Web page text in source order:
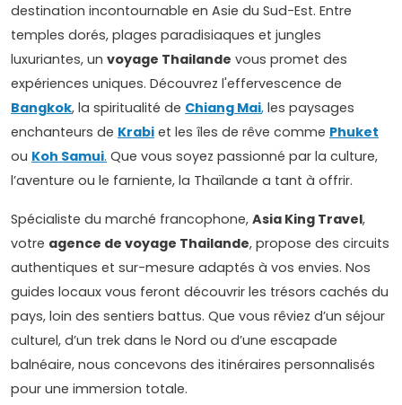
destination incontournable en Asie du Sud-Est. Entre
temples dorés, plages paradisiaques et jungles
luxuriantes, un voyage Thailande vous promet des
expériences uniques. Découvrez l'effervescence de
Bangkok, la spiritualité de Chiang Mai, les paysages
enchanteurs de Krabi et les îles de rêve comme Phuket
ou Koh Samui. Que vous soyez passionné par la culture,
l’aventure ou le farniente, la Thaïlande a tant à offrir.
Spécialiste du marché francophone, Asia King Travel,
votre agence de voyage Thailande, propose des circuits
authentiques et sur-mesure adaptés à vos envies. Nos
guides locaux vous feront découvrir les trésors cachés du
pays, loin des sentiers battus. Que vous rêviez d’un séjour
culturel, d’un trek dans le Nord ou d’une escapade
balnéaire, nous concevons des itinéraires personnalisés
pour une immersion totale.